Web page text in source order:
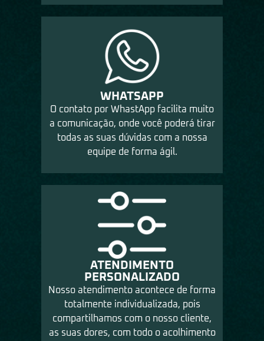
WHATSAPP
O contato por WhastApp facilita muito
a comunicação, onde você poderá tirar
todas as suas dúvidas com a nossa
equipe de forma ágil.
ATENDIMENTO
PERSONALIZADO
Nosso atendimento acontece de forma
totalmente individualizada, pois
compartilhamos com o nosso cliente,
as suas dores, com todo o acolhimento